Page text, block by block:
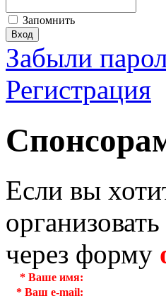
Запомнить
Забыли
Регистрация
Если вы
через форму
* Ваше имя:
* Ваш e-mail: